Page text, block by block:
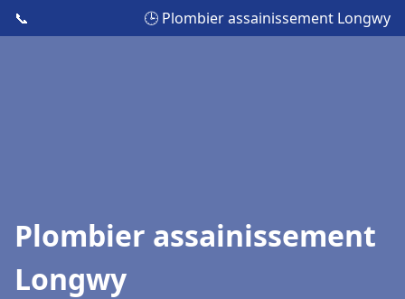
📞 🕒 Plombier assainissement Longwy
Plombier assainissement
Longwy